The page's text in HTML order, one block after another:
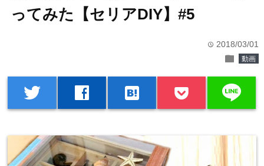
ってみた【セリアDIY】#5
time 2018/03/01
folder 動画
twitter facebook hatenabookmark line